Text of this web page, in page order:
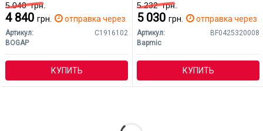
5 040грн.
4 840 грн. отправка через 2 дн.
Артикул:
C1916102
BOGAP
КУПИТЬ
5 232грн.
5 030 грн. отправка через
Артикул:
BF0425320008
Bapmic
КУПИТЬ